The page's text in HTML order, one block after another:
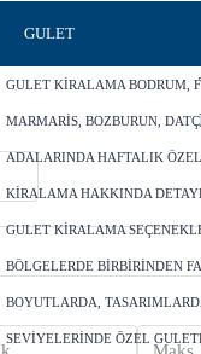
GULET
GULET KIRALAMA BODRUM,
MARMARIS, BOZBURUN,
ADALARINDA HAFTALIK
KIRALAMA HAKKINDA
GULET KIRALAMA
BÖLGELERDE BIRBIRINDEN
BOYUTLARDA,
SEVIYELERINDE ÖZEL